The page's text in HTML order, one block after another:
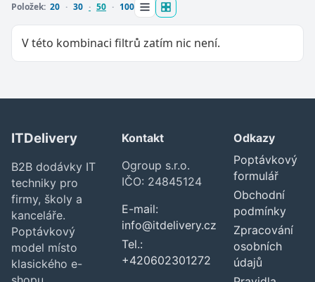
Položek: 20 30 50 100
V této kombinaci filtrů zatím nic není.
ITDelivery
B2B dodávky IT
techniky pro
firmy, školy a
kanceláře.
Poptávkový
model místo
klasického e-
Kontakt
Ogroup s.r.o.
IČO: 24845124
E-mail:
info@itdelivery.cz
Tel.:
+420602301272
Odkazy
Poptávkový
formulář
Obchodní
podmínky
Zpracování
osobních
údajů